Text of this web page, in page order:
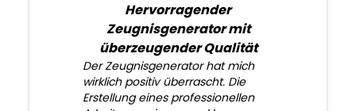
Hervorragender
Zeugnisgenerator mit
überzeugender Qualität
Der Zeugnisgenerator hat mich
wirklich positiv überrascht. Die
Erstellung eines professionellen